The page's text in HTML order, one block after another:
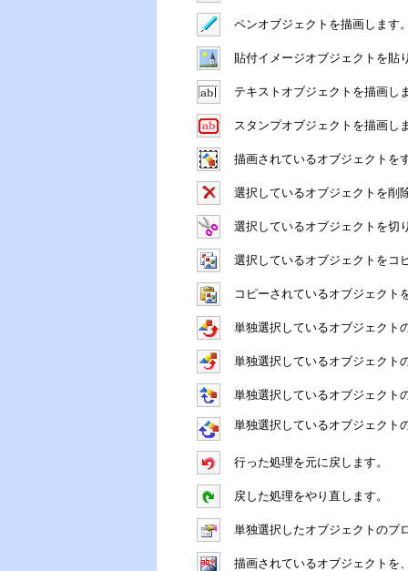
ペンオブジェクトを描画します
貼付イメージオブジェクトを貼
テキストオブジェクトを描画し
スタンプオブジェクトを描画し
描画されているオブジェクトを
選択しているオブジェクトを削
選択しているオブジェクトを切
選択しているオブジェクトをコ
コピーされているオブジェクト
単独選択しているオブジェクト
単独選択しているオブジェクト
単独選択しているオブジェクト
単独選択しているオブジェクト
行った処理を元に戻します。
戻した処理をやり直します。
単独選択したオブジェクトのプ
描画されているオブジェクトを